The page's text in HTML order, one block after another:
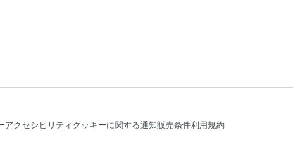
アクセシビリティ クッキーに関する通知販売条件利用規約